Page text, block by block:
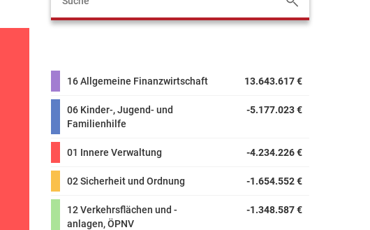
16 Allgemeine Finanzwirtschaft 13.643.617 €
06 Kinder-, Jugend- und
Familienhilfe
-5.177.023 €
01 Innere Verwaltung -4.234.226 €
02 Sicherheit und Ordnung -1.654.552 €
12 Verkehrsflächen und -
anlagen, ÖPNV
-1.348.587 €